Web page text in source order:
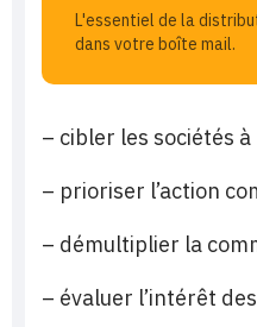
L'essentiel de la
dans votre boîte mail.
– cibler les sociétés
– prioriser l’action
– démultiplier la
– évaluer l’intérêt